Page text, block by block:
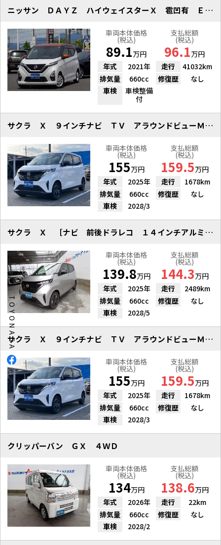
ニッサン ＤＡＹＺ ハイウェイスターＸ 雹凹有 Ｅブレーキ ９インチＮ
車両本体価格
(税込)
89.1万円
支払総額
(税込)
96.1万円
年式
2021年 走行
41032km
排気量
660cc 修復歴
なし
車検
車検整備
付
サクラ Ｘ ９インチナビ ＴＶ アラウンドビューＭ ドラレコ
車両本体価格
(税込)
155万円
支払総額
(税込)
159.5万円
年式
2025年 走行
1678km
排気量
660cc 修復歴
なし
車検
2028/3
サクラ Ｘ ［ナビ 前後ドラレコ １４インチアルミ ワンオーナー］
車両本体価格
(税込)
139.8万円
支払総額
(税込)
144.3万円
年式
2025年 走行
2489km
排気量
660cc 修復歴
なし
車検
2028/5
サクラ Ｘ ９インチナビ ＴＶ アラウンドビューＭ ドラレコ
車両本体価格
(税込)
155万円
支払総額
(税込)
159.5万円
年式
2025年 走行
1678km
排気量
660cc 修復歴
なし
車検
2028/3
クリッパーバン ＧＸ ４ＷＤ
車両本体価格
(税込)
134万円
支払総額
(税込)
138.6万円
年式
2026年 走行
22km
排気量
660cc 修復歴
なし
車検
2028/2